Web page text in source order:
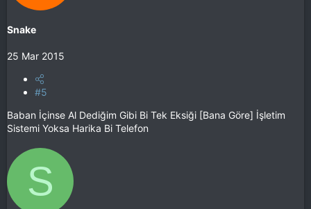
Snake
25 Mar 2015
#5
Baban İçinse Al Dediğim Gibi Bi Tek Eksiği [Bana Göre] İşletim
Sistemi Yoksa Harika Bi Telefon
S